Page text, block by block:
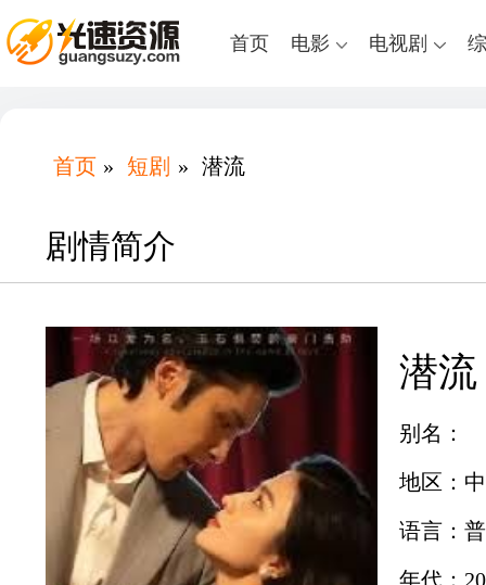
首页 电影 电视剧
首页 » 短剧 » 潜流
剧情简介
潜流
别名：
地区：
语言：
年代：